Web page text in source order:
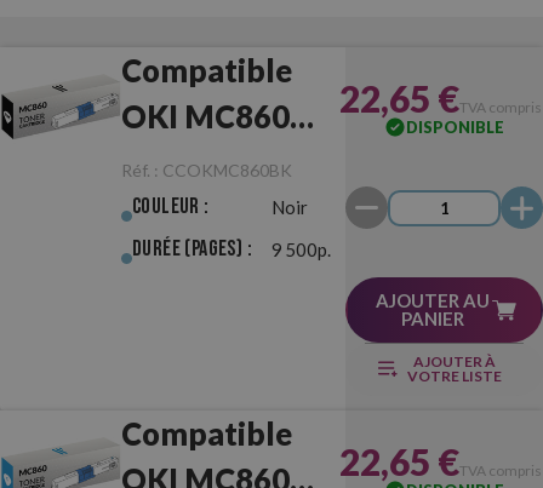
Compatible
OKI MC860
Noir
Réf. : CCOKMC860BK
Couleur : Noir
Durée (pages) : 9 500p.
22,65 €TVA
DISPONIBLE
AJOUTER AU
PANIER
AJOUTER À
VOTRE LISTE
Compatible
OKI MC860
22,65 €TVA